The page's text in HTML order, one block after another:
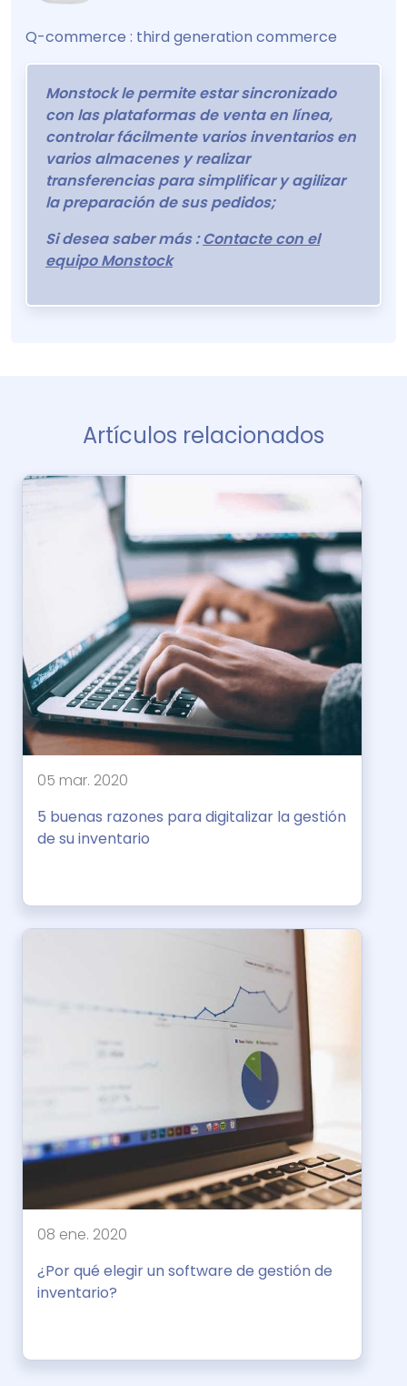
Q-commerce : third generation commerce
Monstock le permite estar sincronizado
con las plataformas de venta en línea,
controlar fácilmente varios inventarios en
varios almacenes y realizar
transferencias para simplificar y agilizar
la preparación de sus pedidos;
Si desea saber más :Contacte con el
equipo Monstock
Artículos relacionados
05 mar. 2020
5 buenas razones para digitalizar la gestión
de su inventario
08 ene. 2020
¿Por qué elegir un software de gestión de
inventario?